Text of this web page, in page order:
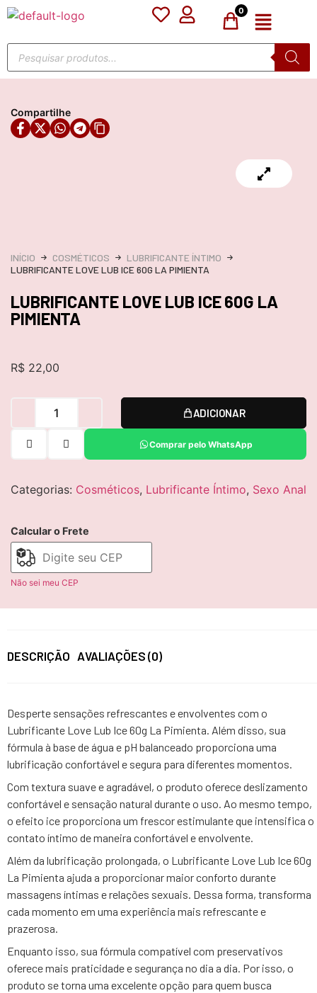
0
Compartilhe
INÍCIO COSMÉTICOS
LUBRIFICANTE ÍNTIMO
LUBRIFICANTE LOVE LUB ICE 60G LA PIMIENTA
LUBRIFICANTE LOVE LUB ICE 60G LA
PIMIENTA
R$ 22,00
ADICIONAR
Comprar pelo WhatsApp
Categorias: Cosméticos, Lubrificante Íntimo, Sexo Anal
Calcular o Frete
Não sei meu CEP
DESCRIÇÃO AVALIAÇÕES (0)
Desperte sensações refrescantes e envolventes com o
Lubrificante Love Lub Ice 60g La Pimienta. Além disso, sua
fórmula à base de água e pH balanceado proporciona uma
lubrificação confortável e segura para diferentes momentos.
Com textura suave e agradável, o produto oferece deslizamento
confortável e sensação natural durante o uso. Ao mesmo tempo,
o efeito ice proporciona um frescor estimulante que intensifica o
contato íntimo de maneira confortável e envolvente.
Além da lubrificação prolongada, o Lubrificante Love Lub Ice 60g
La Pimienta ajuda a proporcionar maior conforto durante
massagens íntimas e relações sexuais. Dessa forma, transforma
cada momento em uma experiência mais refrescante e
prazerosa.
Enquanto isso, sua fórmula compatível com preservativos
oferece mais praticidade e segurança no dia a dia. Por isso, o
produto se torna uma excelente opção para quem busca